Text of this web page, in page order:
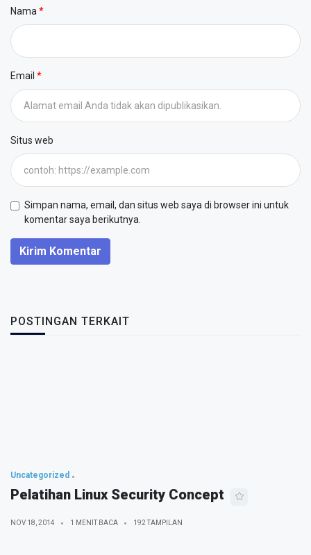
Nama
Email
Situs web
Simpan nama, email, dan situs web saya di browser ini untuk
komentar saya berikutnya.
Kirim Komentar
POSTINGAN TERKAIT
Uncategorized
Pelatihan Linux Security Concept
NOV 18, 2014 1 MENIT BACA 192 TAMPILAN